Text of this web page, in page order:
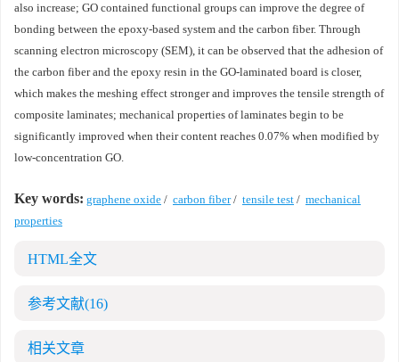
also increase; GO contained functional groups can improve the degree of
bonding between the epoxy-based system and the carbon fiber. Through
scanning electron microscopy (SEM), it can be observed that the adhesion of
the carbon fiber and the epoxy resin in the GO-laminated board is closer,
which makes the meshing effect stronger and improves the tensile strength of
composite laminates; mechanical properties of laminates begin to be
significantly improved when their content reaches 0.07% when modified by
low-concentration GO.
Key words: graphene oxide / carbon fiber/ tensile test / mechanical
properties
HTML全文
参考文献(16)
相关文章